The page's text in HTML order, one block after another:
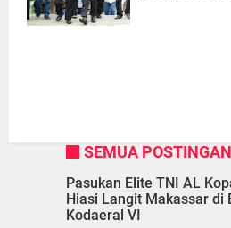
SEMUA POSTINGAN
Pasukan Elite TNI AL
Hiasi Langit Makassar di
Kodaeral VI